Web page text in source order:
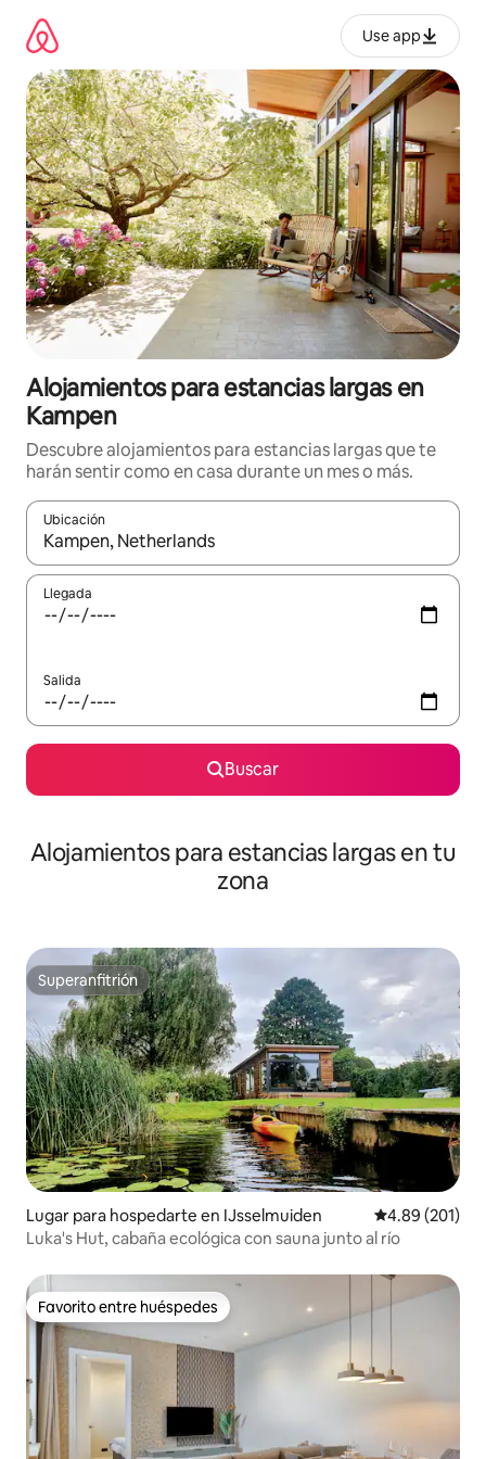
contenido
Use app
Alojamientos para estancias largas en
Kampen
Descubre alojamientos para estancias largas que te
harán sentir como en casa durante un mes o más.
Ubicación
Cuando los resultados estén disponibles, podrás navegar
Llegada
Salida
Buscar
Alojamientos para estancias largas en tu
zona
Superanfitrión
Superanfitrión
Lugar para hospedarte en IJsselmuiden Calificación
4.89 (201)
Luka's Hut, cabaña ecológica con sauna junto al río
Favorito entre huéspedes
Favorito entre huéspedes